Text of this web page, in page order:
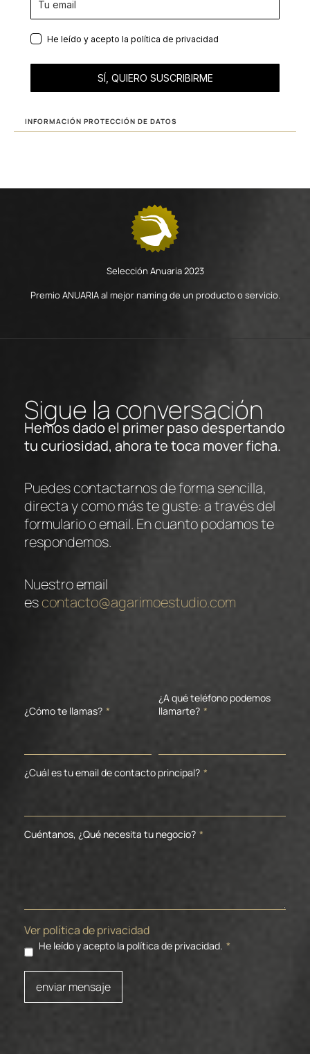
He leído y acepto la política de privacidad
SÍ, QUIERO SUSCRIBIRME
INFORMACIÓN PROTECCIÓN DE DATOS
Selección Anuaria 2023
Premio ANUARIA al mejor naming de un producto o servicio.
Sigue la conversación
Hemos dado el primer paso despertando
tu curiosidad, ahora te toca mover ficha.
Puedes contactarnos de forma sencilla,
directa y como más te guste: a través del
formulario o email. En cuanto podamos te
respondemos.
Nuestro email
escontacto@agarimoestudio.com
¿Cómo te llamas? *
¿A qué teléfono podemos
llamarte? *
¿Cuál es tu email de contacto principal? *
Cuéntanos, ¿Qué necesita tu negocio? *
Ver política de privacidad
He leído y acepto la política de privacidad. *
enviar mensaje